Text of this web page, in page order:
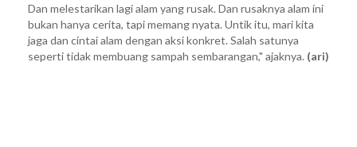
Dan melestarikan lagi alam yang rusak. Dan rusaknya alam ini
bukan hanya cerita, tapi memang nyata. Untik itu, mari kita
jaga dan cintai alam dengan aksi konkret. Salah satunya
seperti tidak membuang sampah sembarangan," ajaknya. (ari)